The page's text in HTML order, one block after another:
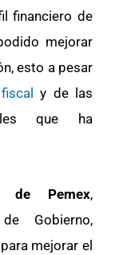
financiero de
mejorar
esto a pesar
y de las
que ha
de Pemex,
Gobierno,
mejorar el